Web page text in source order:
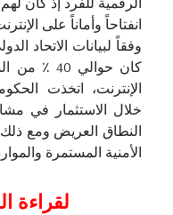
الرقمية للفرد إذ كان
انفتاحاً وأماناً على
كان
الإنترنت، اتخذت
خلال الاستثمار في
النطاق العريض ومع
الأمنية المستمرة
لقراءة